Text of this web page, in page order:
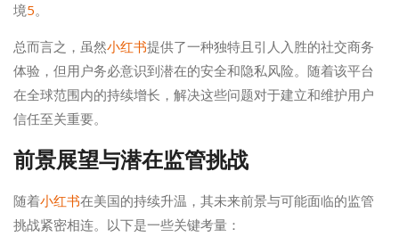
境5。
总而言之，虽然小红书提供了一种独特且引人入胜的社交商务
体验，但用户务必意识到潜在的安全和隐私风险。随着该平台
在全球范围内的持续增长，解决这些问题对于建立和维护用户
信任至关重要。
前景展望与潜在监管挑战
随着小红书在美国的持续升温，其未来前景与可能面临的监管
挑战紧密相连。以下是一些关键考量：